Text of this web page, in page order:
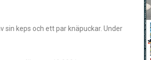
sin keps och ett par knäpuckar. Under